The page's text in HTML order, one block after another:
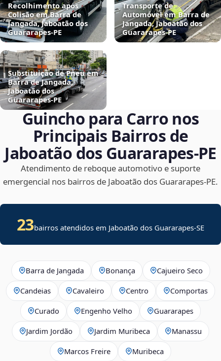
Recolhimento após
Colisão em Barra de
Jangada, Jaboatão dos
Guararapes‑PE
Transporte de
Automóvel em Barra de
Jangada, Jaboatão dos
Guararapes‑PE
Substituição de Pneu em
Barra de Jangada,
Jaboatão dos
Guararapes‑PE
Guincho para Carro nos
Principais Bairros de
Jaboatão dos Guararapes‑PE
Atendimento de reboque automotivo e suporte
emergencial nos bairros de Jaboatão dos Guararapes‑PE.
23bairros atendidos em Jaboatão dos Guararapes-SE
Barra de Jangada Bonança Cajueiro Seco
Candeias Cavaleiro Centro Comportas
Curado Engenho Velho Guararapes
Jardim Jordão Jardim Muribeca Manassu
Marcos Freire Muribeca